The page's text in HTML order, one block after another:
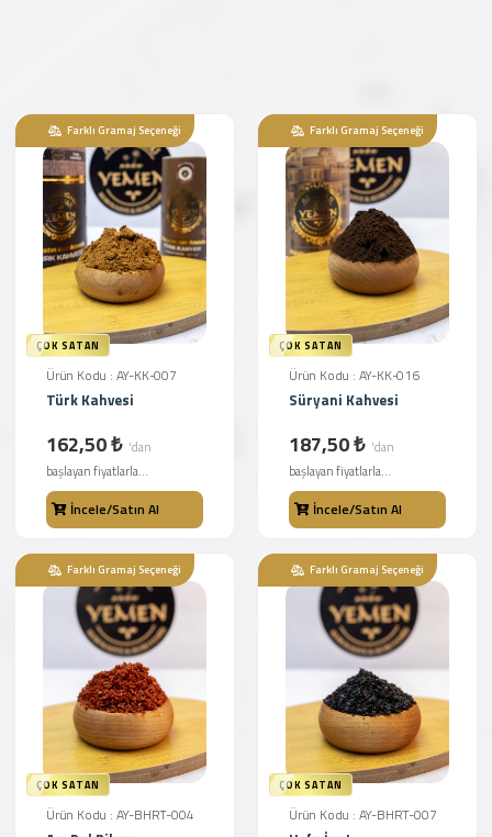
ÇOK SATAN
Farklı Gramaj Seçeneği
Ürün Kodu : AY-KK-007
Türk Kahvesi
162,50 ₺ 'dan
başlayan fiyatlarla...
İncele/Satın Al
ÇOK SATAN
Farklı Gramaj Seçeneği
Ürün Kodu : AY-KK-016
Süryani Kahvesi
187,50 ₺ 'dan
başlayan fiyatlarla...
İncele/Satın Al
ÇOK SATAN
Farklı Gramaj Seçeneği
Ürün Kodu : AY-BHRT-004
ÇOK SATAN
Farklı Gramaj Seçeneği
Ürün Kodu : AY-BHRT-007